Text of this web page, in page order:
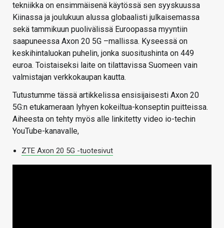
tekniikka on ensimmäisenä käytössä sen syyskuussa
Kiinassa ja joulukuun alussa globaalisti julkaisemassa
sekä tammikuun puolivälissä Euroopassa myyntiin
saapuneessa Axon 20 5G –mallissa. Kyseessä on
keskihintaluokan puhelin, jonka suositushinta on 449
euroa. Toistaiseksi laite on tilattavissa Suomeen vain
valmistajan verkkokaupan kautta.
Tutustumme tässä artikkelissa ensisijaisesti Axon 20
5G:n etukameraan lyhyen kokeiltua-konseptin puitteissa.
Aiheesta on tehty myös alle linkitetty video io-techin
YouTube-kanavalle,
ZTE Axon 20 5G -tuotesivut